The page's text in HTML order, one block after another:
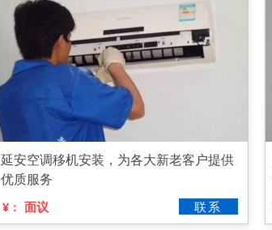
延安空调移机安装，为各大新老客户提供
优质服务
¥： 面议 联系